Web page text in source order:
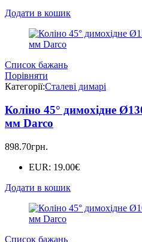
Додати в кошик
Список бажань
Порівняти
Категорії:Сталеві димарі
Коліно 45° димохідне
мм Darco
898.70грн.
EUR: 19.00€
Додати в кошик
Список бажань